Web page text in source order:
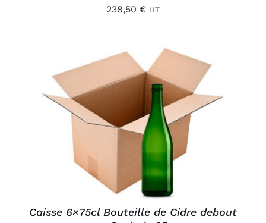
238,50 € HT
AJOUTER AU PANIER
Caisse 6×75cl Bouteille de Cidre debout